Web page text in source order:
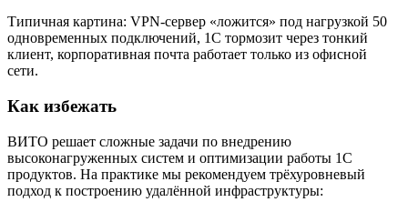
Типичная картина: VPN-сервер «ложится» под нагрузкой 50
одновременных подключений, 1С тормозит через тонкий
клиент, корпоративная почта работает только из офисной
сети.
Как избежать
ВИТО решает сложные задачи по внедрению
высоконагруженных систем и оптимизации работы 1С
продуктов. На практике мы рекомендуем трёхуровневый
подход к построению удалённой инфраструктуры: